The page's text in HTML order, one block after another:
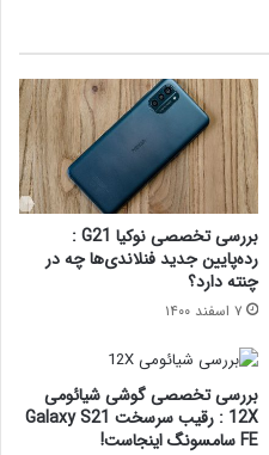
بررسی تخصصی نوکیا G21 :
رده‌پایین جدید فنلاندی‌ها چه در
چنته دارد؟
۷ اسفند ۱۴۰۰
بررسی تخصصی گوشی شیائومی
12X : رقیب سرسخت Galaxy S21
FE سامسونگ اینجاست!